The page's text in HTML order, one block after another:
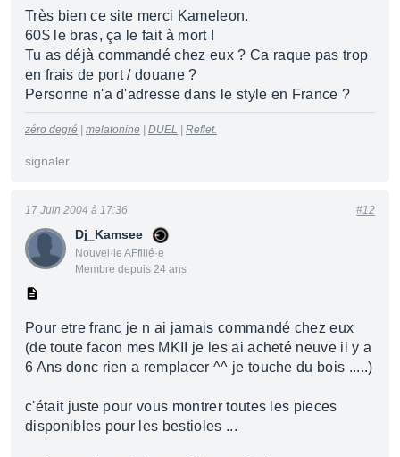
Très bien ce site merci Kameleon.
60$ le bras, ça le fait à mort !
Tu as déjà commandé chez eux ? Ca raque pas trop
en frais de port / douane ?
Personne n'a d'adresse dans le style en France ?
zéro degré melatonine DUEL Reflet.
signaler
Dj_Kamsee
Nouvel·le AFfilié·e
Membre depuis 24 ans
17 Juin 2004 à 17:36 #12
Pour etre franc je n ai jamais commandé chez eux
(de toute facon mes MKII je les ai acheté neuve il y a
6 Ans donc rien a remplacer ^^ je touche du bois .....)
c'était juste pour vous montrer toutes les pieces
disponibles pour les bestioles ...